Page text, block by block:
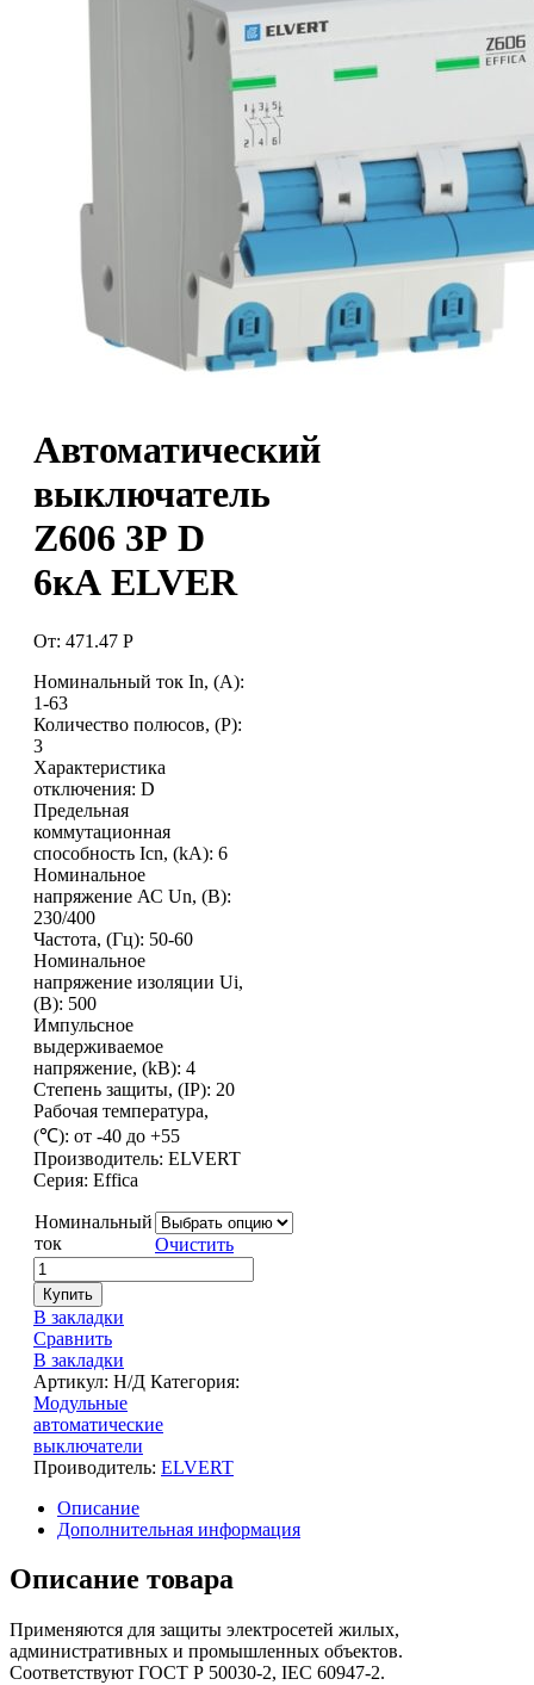
Автоматический
выключатель
Z606 3Р D
6кА ELVER
От: 471.47 Р
Номинальный ток In, (А):
1-63
Количество полюсов, (P):
3
Характеристика
отключения: D
Предельная
коммутационная
способность Icn, (kA): 6
Номинальное
напряжение АС Un, (В):
230/400
Частота, (Гц): 50-60
Номинальное
напряжение изоляции Ui,
(В): 500
Импульсное
выдерживаемое
напряжение, (kВ): 4
Степень защиты, (IP): 20
Рабочая температура,
(℃): от -40 до +55
Производитель: ELVERT
Серия: Effica
Номинальный
ток
Очистить
Купить
В закладки
Сравнить
В закладки
Артикул: Н/Д Категория:
Модульные
автоматические
выключатели
Проиводитель: ELVERT
Описание
Дополнительная информация
Описание товара
Применяются для защиты электросетей жилых,
административных и промышленных объектов.
Соответствуют ГОСТ Р 50030-2, IEC 60947-2.